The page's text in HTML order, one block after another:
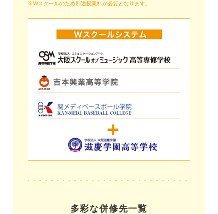
※Wスクールのため別途授業料が必要となります。
多彩な併修先一覧